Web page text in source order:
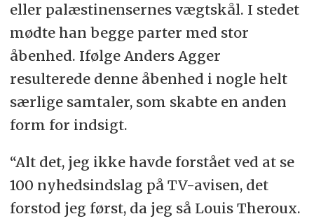
eller palæstinensernes vægtskål. I stedet
mødte han begge parter med stor
åbenhed. Ifølge Anders Agger
resulterede denne åbenhed i nogle helt
særlige samtaler, som skabte en anden
form for indsigt.
“Alt det, jeg ikke havde forstået ved at se
100 nyhedsindslag på TV-avisen, det
forstod jeg først, da jeg så Louis Theroux.